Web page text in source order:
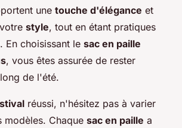
une touche d'élégance et
style, tout en étant pratiques
En choisissant le sac en paille
, vous êtes assurée de rester
de l'été.
réussi, n'hésitez pas à varier
modèles. Chaque sac en paille a